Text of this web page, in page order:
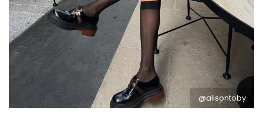
@alisontoby